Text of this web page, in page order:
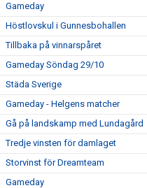
Gameday
Höstlovskul i Gunnesbohallen
Tillbaka på vinnarspåret
Gameday Söndag 29/10
Städa Sverige
Gameday - Helgens matcher
Gå på landskamp med Lundagård
Tredje vinsten för damlaget
Storvinst för Dreamteam
Gameday